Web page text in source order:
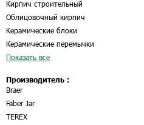
Кирпич строительный
Облицовочный кирпич
Керамические блоки
Керамические перемычки
Показать все
Производитель :
Braer
Faber Jar
TEREX